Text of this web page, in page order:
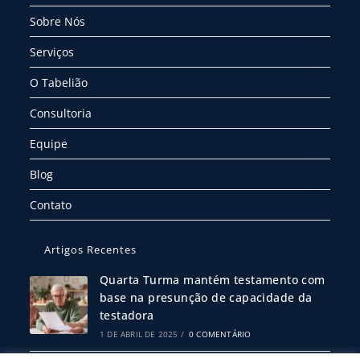
Sobre Nós
Serviços
O Tabelião
Consultoria
Equipe
Blog
Contato
Artigos Recentes
Quarta Turma mantém testamento com
base na presunção de capacidade da
testadora
1 DE ABRIL DE 2025 / 0 COMENTÁRIO